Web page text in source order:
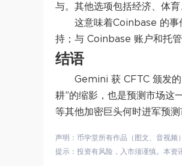
与。其他选项包括经济、体
这意味着Coinbase 的事
持；与 Coinbase 账户和托
结语
Gemini 获 CFTC 颁发的
耕”的缩影，也是预测市场这
等其他加密巨头何时进军预
声明：币学堂所有作品（图文、音视频
提示：投资有风险，入市须谨慎。本资